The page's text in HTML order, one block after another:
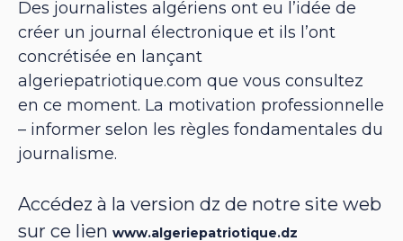
Des journalistes algériens ont eu l’idée de
créer un journal électronique et ils l’ont
concrétisée en lançant
algeriepatriotique.com que vous consultez
en ce moment. La motivation professionnelle
– informer selon les règles fondamentales du
journalisme.
Accédez à la version dz de notre site web
sur ce lien www.algeriepatriotique.dz